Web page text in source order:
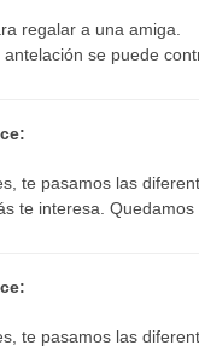
regalar a una amiga.
se puede
te pasamos las
te interesa. Quedamos
te pasamos las